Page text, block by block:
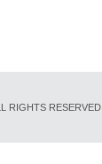
RIGHTS RESERVED.